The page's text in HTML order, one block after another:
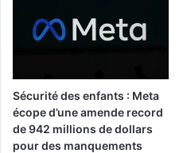
Sécurité des enfants : Meta
écope d’une amende record
de 942 millions de dollars
pour des manquements